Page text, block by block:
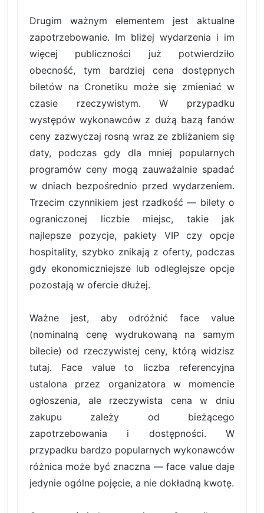
Drugim ważnym elementem jest aktualne
zapotrzebowanie. Im bliżej wydarzenia i im
więcej publiczności już potwierdziło
obecność, tym bardziej cena dostępnych
biletów na Cronetiku może się zmieniać w
czasie rzeczywistym. W przypadku
występów wykonawców z dużą bazą fanów
ceny zazwyczaj rosną wraz ze zbliżaniem się
daty, podczas gdy dla mniej popularnych
programów ceny mogą zauważalnie spadać
w dniach bezpośrednio przed wydarzeniem.
Trzecim czynnikiem jest rzadkość — bilety o
ograniczonej liczbie miejsc, takie jak
najlepsze pozycje, pakiety VIP czy opcje
hospitality, szybko znikają z oferty, podczas
gdy ekonomiczniejsze lub odleglejsze opcje
pozostają w ofercie dłużej.
Ważne jest, aby odróżnić face value
(nominalną cenę wydrukowaną na samym
bilecie) od rzeczywistej ceny, którą widzisz
tutaj. Face value to liczba referencyjna
ustalona przez organizatora w momencie
ogłoszenia, ale rzeczywista cena w dniu
zakupu zależy od bieżącego
zapotrzebowania i dostępności. W
przypadku bardzo popularnych wykonawców
różnica może być znaczna — face value daje
jedynie ogólne pojęcie, a nie dokładną kwotę.